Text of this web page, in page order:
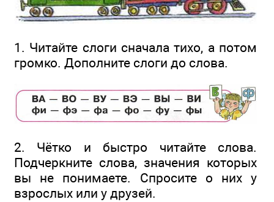
1. Читайте слоги сначала тихо, а потом
громко. Дополните слоги до слова.
2. Чётко и быстро читайте слова.
Подчеркните слова, значения которых
вы не понимаете. Спросите о них у
взрослых или у друзей.